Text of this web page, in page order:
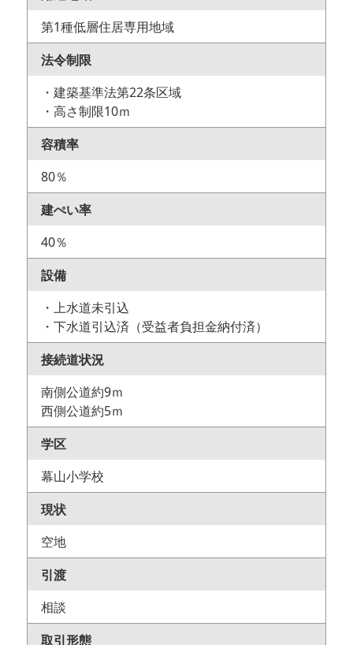
第1種低層住居専用地域
法令制限
・建築基準法第22条区域
・高さ制限10ｍ
容積率
80％
建ぺい率
40％
設備
・上水道未引込
・下水道引込済（受益者負担金納付済）
接続道状況
南側公道約9ｍ
西側公道約5ｍ
学区
幕山小学校
現状
空地
引渡
相談
取引形態